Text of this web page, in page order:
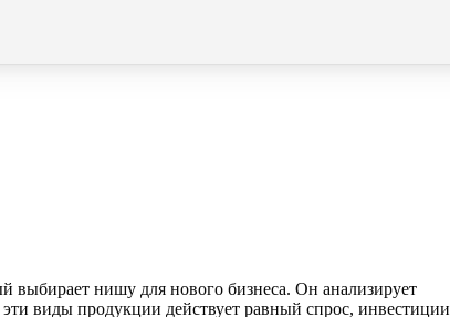
выбирает нишу для нового бизнеса. Он анализирует
эти виды продукции действует равный спрос, инвестиции